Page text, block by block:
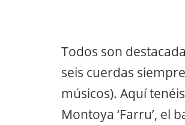
Todos son
seis cuerdas
músicos). Aquí
Montoya ‘Farru’, el